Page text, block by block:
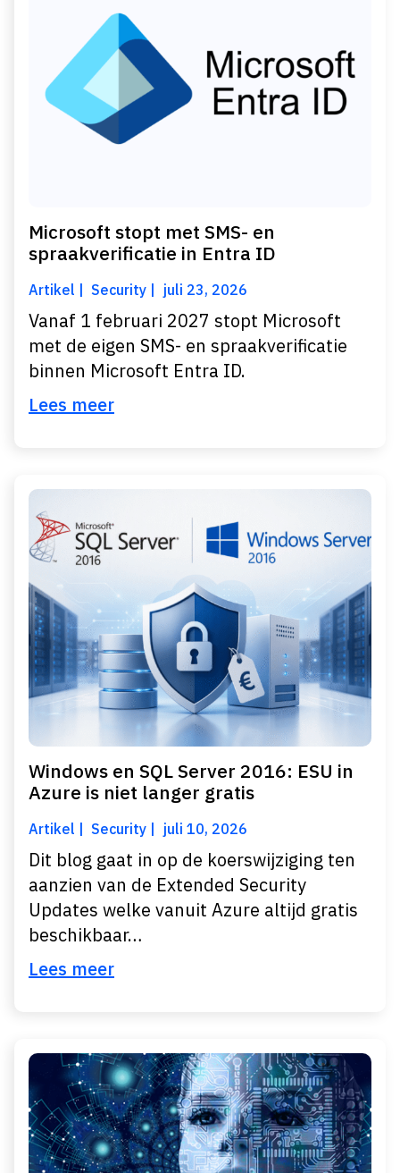
Microsoft stopt met SMS- en
spraakverificatie in Entra ID
Artikel Security juli 23, 2026
Vanaf 1 februari 2027 stopt Microsoft
met de eigen SMS- en spraakverificatie
binnen Microsoft Entra ID.
Lees meer
Windows en SQL Server 2016: ESU in
Azure is niet langer gratis
Artikel Security juli 10, 2026
Dit blog gaat in op de koerswijziging ten
aanzien van de Extended Security
Updates welke vanuit Azure altijd gratis
beschikbaar…
Lees meer